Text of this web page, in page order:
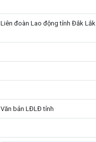
Liên đoàn Lao động tỉnh Đắk Lắk
Văn bản LĐLĐ tỉnh